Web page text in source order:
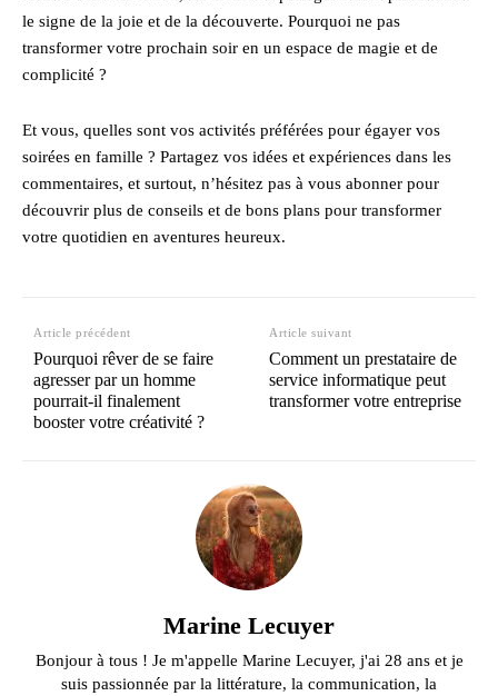
le signe de la joie et de la découverte. Pourquoi ne pas
transformer votre prochain soir en un espace de magie et de
complicité ?
Et vous, quelles sont vos activités préférées pour égayer vos
soirées en famille ? Partagez vos idées et expériences dans les
commentaires, et surtout, n’hésitez pas à vous abonner pour
découvrir plus de conseils et de bons plans pour transformer
votre quotidien en aventures heureux.
Article précédent
Pourquoi rêver de se faire
agresser par un homme
pourrait-il finalement
booster votre créativité ?
Article suivant
Comment un prestataire de
service informatique peut
transformer votre entreprise
Marine Lecuyer
Bonjour à tous ! Je m'appelle Marine Lecuyer, j'ai 28 ans et je
suis passionnée par la littérature, la communication, la